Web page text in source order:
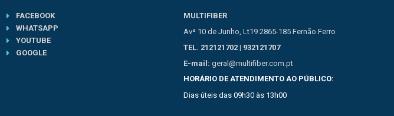
FACEBOOK
WHATSAPP
YOUTUBE
GOOGLE
MULTIFIBER
Avª 10 de Junho, Lt19 2865-185 Fernão Ferro
TEL. 212121702 | 932121707
E-mail: geral@multifiber.com.pt
HORÁRIO DE ATENDIMENTO AO PÚBLICO:
Dias úteis das 09h30 às 13h00